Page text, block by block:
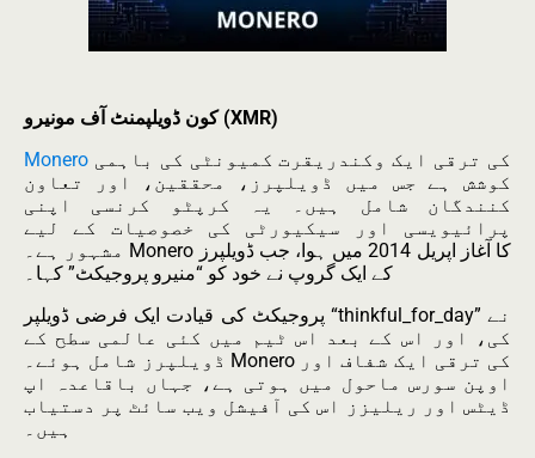
کون ڈویلپمنٹ آف مونیرو (XMR)
Monero
کوشش ہے جس میں ڈویلپرز، محققین، اور تعاون
کنندگان شامل ہیں۔ یہ کرپٹو کرنسی اپنی
پرائیویسی اور سیکیورٹی کی خصوصیات کے لیے
مشہور ہے۔ Monero کا آغاز اپریل 2014 میں ہوا، جب ڈویلپرز
کے ایک گروپ نے خود کو “منیرو پروجیکٹ” کہا۔
پروجیکٹ کی قیادت ایک فرضی ڈویلپر “thinkful_for_day” نے
کی، اور اس کے بعد اس ٹیم میں کئی عالمی سطح کے
ڈویلپرز شامل ہوئے۔ Monero کی ترقی ایک شفاف اور
اوپن سورس ماحول میں ہوتی ہے، جہاں باقاعدہ اپ
ڈیٹس اور ریلیزز اس کی آفیشل ویب سائٹ پر دستیاب
ہیں۔